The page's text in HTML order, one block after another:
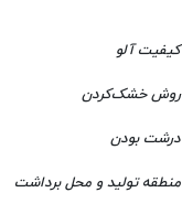
کیفیت آلو
روش خشک‌کردن
درشت بودن
منطقه تولید و محل برداشت